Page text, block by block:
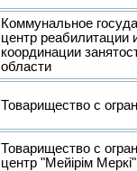
Коммунальное
центр реабилитации
координации
области
Товарищество с
Товарищество с
центр "Мейірім Меркі"